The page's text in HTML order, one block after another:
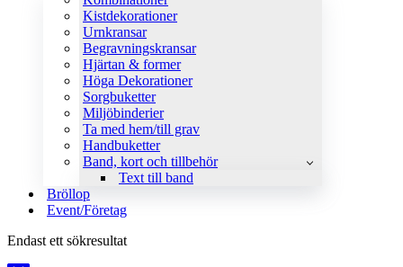
Kistdekorationer
Urnkransar
Begravningskransar
Hjärtan & former
Höga Dekorationer
Sorgbuketter
Miljöbinderier
Ta med hem/till grav
Handbuketter
Band, kort och tillbehör
Text till band
Bröllop
Event/Företag
Endast ett sökresultat